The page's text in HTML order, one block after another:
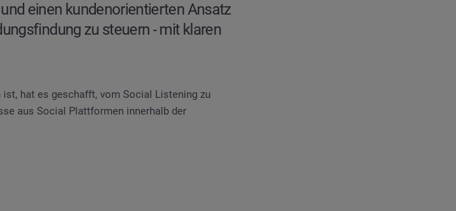
einen kundenorientierten Ansatz
zu steuern - mit klaren
hat es geschafft, vom Social Listening zu
aus Social Plattformen innerhalb der